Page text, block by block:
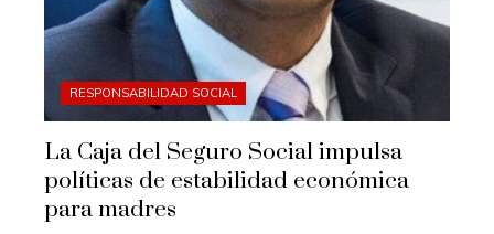
RESPONSABILIDAD SOCIAL
La Caja del Seguro Social impulsa
políticas de estabilidad económica
para madres